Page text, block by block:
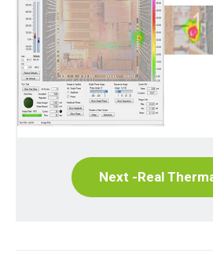
Next -Real